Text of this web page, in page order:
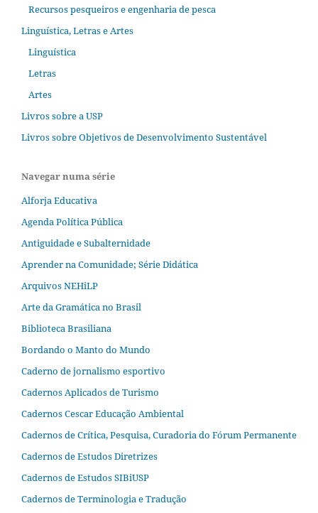
Recursos pesqueiros e engenharia de pesca
Linguística, Letras e Artes
Linguística
Letras
Artes
Livros sobre a USP
Livros sobre Objetivos de Desenvolvimento Sustentável
Navegar numa série
Alforja Educativa
Agenda Política Pública
Antiguidade e Subalternidade
Aprender na Comunidade; Série Didática
Arquivos NEHiLP
Arte da Gramática no Brasil
Biblioteca Brasiliana
Bordando o Manto do Mundo
Caderno de jornalismo esportivo
Cadernos Aplicados de Turismo
Cadernos Cescar Educação Ambiental
Cadernos de Crítica, Pesquisa, Curadoria do Fórum Permanente
Cadernos de Estudos Diretrizes
Cadernos de Estudos SIBiUSP
Cadernos de Terminologia e Tradução